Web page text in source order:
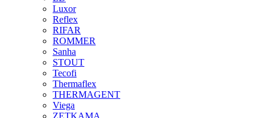
Luxor
Reflex
RIFAR
ROMMER
Sanha
STOUT
Tecofi
Thermaflex
THERMAGENT
Viega
ZETKAMA